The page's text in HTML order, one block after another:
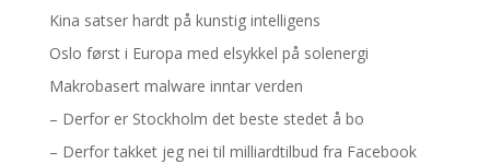
Kina satser hardt på kunstig intelligens
Oslo først i Europa med elsykkel på solenergi
Makrobasert malware inntar verden
– Derfor er Stockholm det beste stedet å bo
– Derfor takket jeg nei til milliardtilbud fra Facebook